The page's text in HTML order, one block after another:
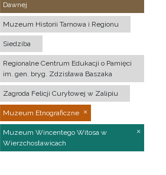
Dawnej
Muzeum Historii Tarnowa i Regionu
Siedziba
Regionalne Centrum Edukacji o Pamięci
im. gen. bryg. Zdzisława Baszaka
Zagroda Felicji Curyłowej w Zalipiu
Muzeum Etnograficzne
Muzeum Wincentego Witosa w
Wierzchosławicach